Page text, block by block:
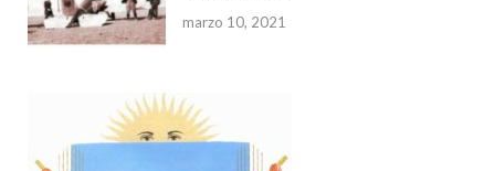
marzo 10, 2021